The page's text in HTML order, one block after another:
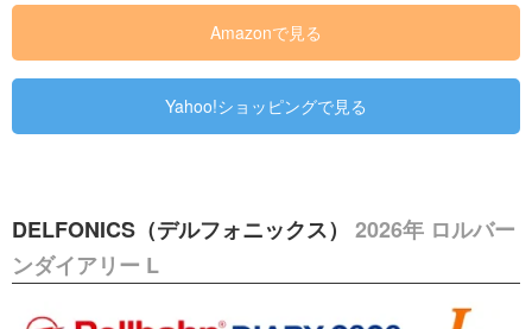
Amazonで見る
Yahoo!ショッピングで見る
DELFONICS（デルフォニックス） 2026年 ロルバー
ンダイアリー L